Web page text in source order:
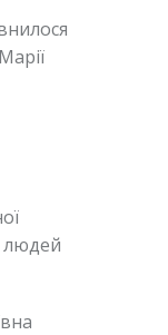
людей